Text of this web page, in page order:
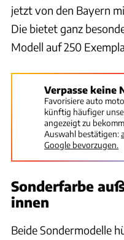
jetzt von den Bayern
Die bietet ganz
Modell auf 250
Verpasse keine
Favorisiere auto
künftig häufiger
angezeigt zu
Auswahl bestätigen:
Google bevorzugen.
Sonderfarbe
innen
Beide Sondermodelle